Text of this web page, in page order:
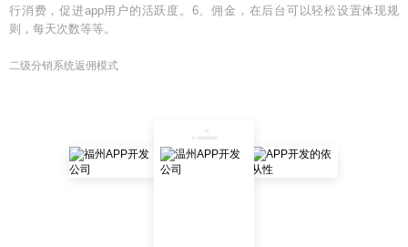
行消费，促进app用户的活跃度。6、佣金，在后台可以轻松设置体现规
则，每天次数等等。
二级分销系统返佣模式